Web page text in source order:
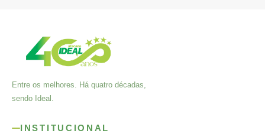
Entre os melhores. Há quatro décadas,
sendo Ideal.
INSTITUCIONAL